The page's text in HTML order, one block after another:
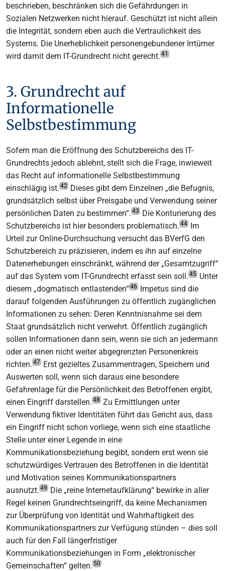
beschrieben, beschränken sich die Gefährdungen in
Sozialen Netzwerken nicht hierauf. Geschützt ist nicht allein
die Integrität, sondern eben auch die Vertraulichkeit des
Systems. Die Unerheblichkeit personengebundener Irrtümer
wird damit dem IT-Grundrecht nicht gerecht. 41
3. Grundrecht auf
Informationelle
Selbstbestimmung
Sofern man die Eröffnung des Schutzbereichs des IT-
Grundrechts jedoch ablehnt, stellt sich die Frage, inwieweit
das Recht auf informationelle Selbstbestimmung
einschlägig ist. 42 Dieses gibt dem Einzelnen „die Befugnis,
grundsätzlich selbst über Preisgabe und Verwendung seiner
persönlichen Daten zu bestimmen“. 43 Die Konturierung des
Schutzbereichs ist hier besonders problematisch. 44 Im
Urteil zur Online-Durchsuchung versucht das BVerfG den
Schutzbereich zu präzisieren, indem es ihn auf einzelne
Datenerhebungen einschränkt, während der „Gesamtzugriff“
auf das System vom IT-Grundrecht erfasst sein soll. 45 Unter
diesem „dogmatisch entlastenden“46 Impetus sind die
darauf folgenden Ausführungen zu öffentlich zugänglichen
Informationen zu sehen: Deren Kenntnisnahme sei dem
Staat grundsätzlich nicht verwehrt. Öffentlich zugänglich
sollen Informationen dann sein, wenn sie sich an jedermann
oder an einen nicht weiter abgegrenzten Personenkreis
richten. 47 Erst gezieltes Zusammentragen, Speichern und
Auswerten soll, wenn sich daraus eine besondere
Gefahrenlage für die Persönlichkeit des Betroffenen ergibt,
einen Eingriff darstellen. 48 Zu Ermittlungen unter
Verwendung fiktiver Identitäten führt das Gericht aus, dass
ein Eingriff nicht schon vorliege, wenn sich eine staatliche
Stelle unter einer Legende in eine
Kommunikationsbeziehung begibt, sondern erst wenn sie
schutzwürdiges Vertrauen des Betroffenen in die Identität
und Motivation seines Kommunikationspartners
ausnutzt. 49 Die „reine Internetaufklärung“ bewirke in aller
Regel keinen Grundrechtseingriff, da keine Mechanismen
zur Überprüfung von Identität und Wahrhaftigkeit des
Kommunikationspartners zur Verfügung stünden – dies soll
auch für den Fall längerfristiger
Kommunikationsbeziehungen in Form „elektronischer
Gemeinschaften“ gelten. 50